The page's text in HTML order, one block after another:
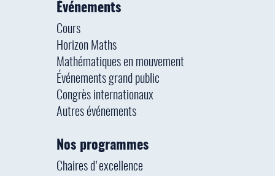
Événements
Cours
Horizon Maths
Mathématiques en mouvement
Événements grand public
Congrès internationaux
Autres événements
Nos programmes
Chaires d'excellence